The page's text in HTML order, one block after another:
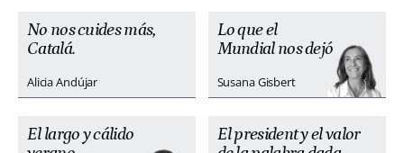
No nos cuides más,
Catalá.
Alicia Andújar
Lo que el
Mundial nos dejó
Susana Gisbert
El largo y cálido
El president y el valor